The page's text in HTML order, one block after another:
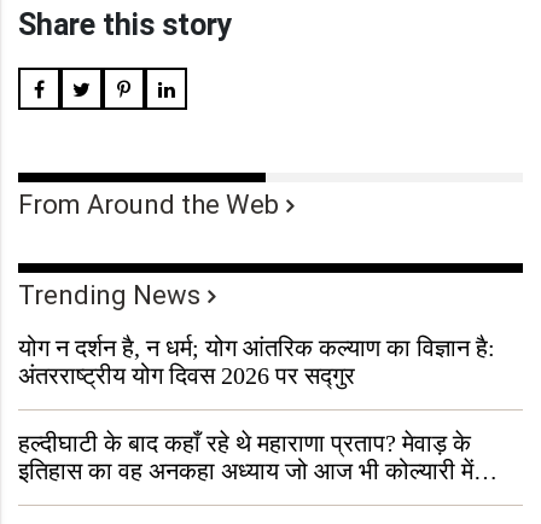
Share this story
From Around the Web
Trending News
योग न दर्शन है, न धर्म; योग आंतरिक कल्याण का विज्ञान है:
अंतरराष्ट्रीय योग दिवस 2026 पर सद्गुर
हल्दीघाटी के बाद कहाँ रहे थे महाराणा प्रताप? मेवाड़ के
इतिहास का वह अनकहा अध्याय जो आज भी कोल्यारी में
जीवित है